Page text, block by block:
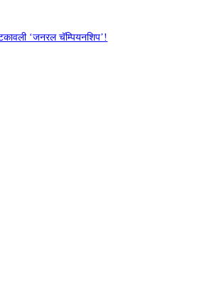
‘जनरल चॅम्पियनशिप’!